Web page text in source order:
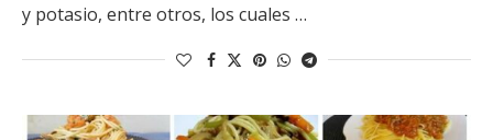
y potasio, entre otros, los cuales …